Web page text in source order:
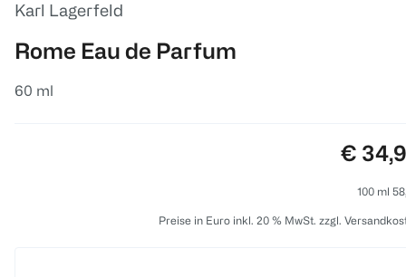
Karl Lagerfeld
Rome Eau de Parfum
60 ml
Preis:
€
100 ml
Preise in Euro inkl. 20 % MwSt. zzgl.